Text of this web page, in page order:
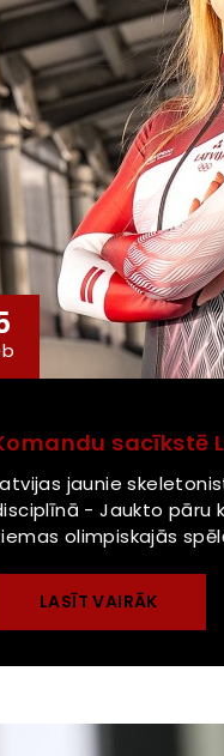
sacīkstē
jaunie
- Jaukto pāru
olimpiskajās
LASĪT VAIRĀK